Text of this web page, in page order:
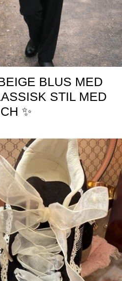
BLUS MED
STIL MED
✨